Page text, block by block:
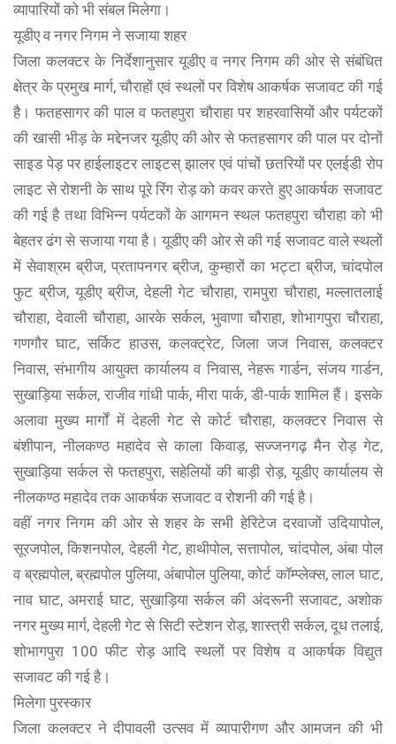
व्यापारियों को भी संबल मिलेगा।
यूडीए व नगर निगम ने सजाया शहर
जिला कलक्टर के निर्देशानुसार यूडीए व नगर निगम की ओर से संबंधित
क्षेत्र के प्रमुख मार्ग, चौराहों एवं स्थलों पर विशेष आकर्षक सजावट की गई
है। फतहसागर की पाल व फतहपुरा चौराहा पर शहरवासियों और पर्यटकों
की खासी भीड़ के मद्देनजर यूडीए की ओर से फतहसागर की पाल पर दोनों
साइड पेड़ पर हाईलाइटर लाइटस् झालर एवं पांचों छतरियों पर एलईडी रोप
लाइट से रोशनी के साथ पूरे रिंग रोड़ को कवर करते हुए आकर्षक सजावट
की गई है तथा विभिन्न पर्यटकों के आगमन स्थल फतहपुरा चौराहा को भी
बेहतर ढंग से सजाया गया है। यूडीए की ओर से की गई सजावट वाले स्थलों
में सेवाश्रम ब्रीज, प्रतापनगर ब्रीज, कुम्हारों का भट्टा ब्रीज, चांदपोल
फुट ब्रीज, यूडीए ब्रीज, देहली गेट चौराहा, रामपुरा चौराहा, मल्लातलाई
चौराहा, देवाली चौराहा, आरके सर्कल, भुवाणा चौराहा, शोभागपुरा चौराहा,
गणगौर घाट, सर्किट हाउस, कलक्ट्रेट, जिला जज निवास, कलक्टर
निवास, संभागीय आयुक्त कार्यालय व निवास, नेहरू गार्डन, संजय गार्डन,
सुखाड़िया सर्कल, राजीव गांधी पार्क, मीरा पार्क, डी-पार्क शामिल हैं। इसके
अलावा मुख्य मार्गों में देहली गेट से कोर्ट चौराहा, कलक्टर निवास से
बंशीपान, नीलकण्ठ महादेव से काला किवाड़, सज्जनगढ़ मैन रोड़ गेट,
सुखाड़िया सर्कल से फतहपुरा, सहेलियों की बाड़ी रोड़, यूडीए कार्यालय से
नीलकण्ठ महादेव तक आकर्षक सजावट व रोशनी की गई है।
वहीं नगर निगम की ओर से शहर के सभी हेरिटेज दरवाजों उदियापोल,
सूरजपोल, किशनपोल, देहली गेट, हाथीपोल, सत्तापोल, चांदपोल, अंबा पोल
व ब्रह्मपोल, ब्रह्मपोल पुलिया, अंबापोल पुलिया, कोर्ट कॉम्प्लेक्स, लाल घाट,
नाव घाट, अमराई घाट, सुखाड़िया सर्कल की अंदरूनी सजावट, अशोक
नगर मुख्य मार्ग, देहली गेट से सिटी स्टेशन रोड़, शास्त्री सर्कल, दूध तलाई,
शोभागपुरा 100 फीट रोड़ आदि स्थलों पर विशेष व आकर्षक विद्युत
सजावट की गई है।
मिलेगा पुरस्कार
जिला कलक्टर ने दीपावली उत्सव में व्यापारीगण और आमजन की भी